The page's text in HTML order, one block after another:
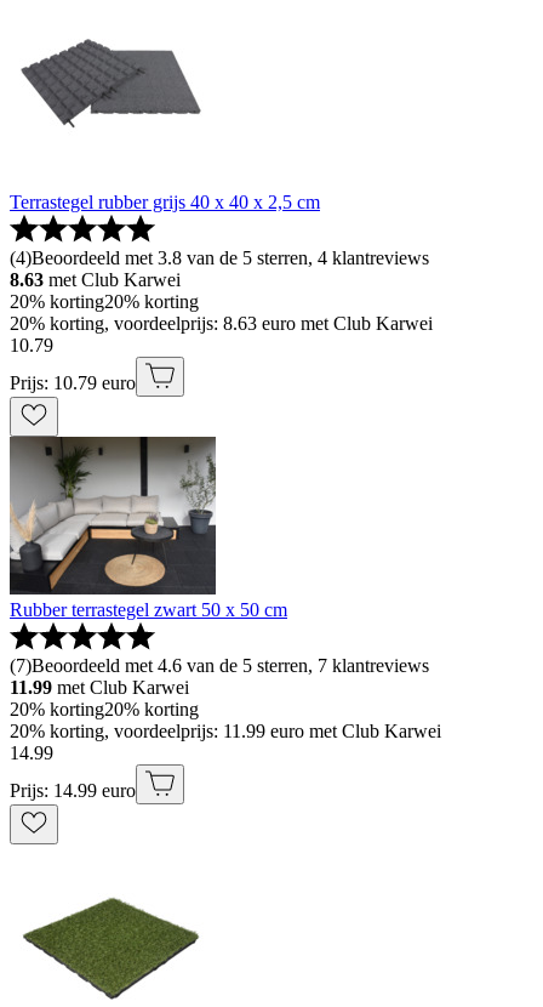
Terrastegel rubber grijs 40 x 40 x 2,5 cm
(4)Beoordeeld met 3.8 van de 5 sterren, 4 klantreviews
8.63 met Club Karwei
20% korting20% korting
20% korting, voordeelprijs: 8.63 euro met Club Karwei
10.79
Prijs: 10.79 euro
Rubber terrastegel zwart 50 x 50 cm
(7)Beoordeeld met 4.6 van de 5 sterren, 7 klantreviews
11.99 met Club Karwei
20% korting20% korting
20% korting, voordeelprijs: 11.99 euro met Club Karwei
14.99
Prijs: 14.99 euro